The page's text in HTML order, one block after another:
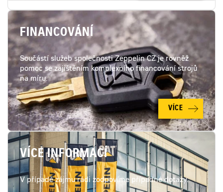
FINANCOVÁNÍ
Součástí služeb společnosti Zeppelin CZ je rovněž
pomoc se zajištěním komplexního financování strojů
na míru.
VÍCE
VÍCE INFORMACÍ
V případě zájmu rádi zodpovíme případné dotazy.